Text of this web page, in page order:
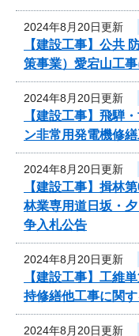
2024年8月20日更新
【建設工事】公共
策事業）愛宕山工
2024年8月20日更新
【建設工事】飛騨
ン非常用発電機修
2024年8月20日更新
【建設工事】揖
林業専用道日坂・
争入札公告
2024年8月20日更新
【建設工事】工
持修繕他工事に関
2024年8月20日更新